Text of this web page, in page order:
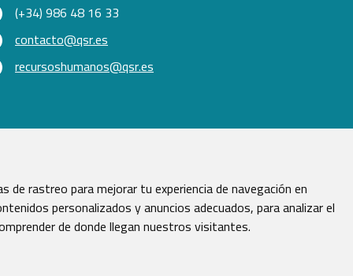
de rastreo para mejorar tu experiencia de navegación en
personalizados y anuncios adecuados, para analizar el
de donde llegan nuestros visitantes.
(+34) 986 48 16 33
contacto@qsr.es
recursoshumanos@qsr.es